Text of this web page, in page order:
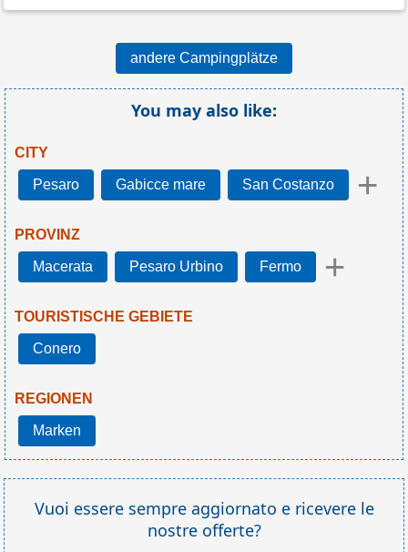
andere Campingplätze
You may also like:
CITY
Pesaro Gabicce mare San Costanzo +
PROVINZ
Macerata Pesaro Urbino Fermo +
TOURISTISCHE GEBIETE
Conero
REGIONEN
Marken
Vuoi essere sempre aggiornato e ricevere le
nostre offerte?